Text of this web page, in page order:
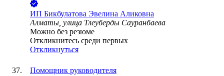
ИП Бикбулатова Эвелина Аликовна
Алматы, улица Тлеуберды Сауранбаева
Можно без резюме
Откликнитесь среди первых
Откликнуться
Помощник руководителя